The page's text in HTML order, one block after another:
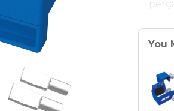
You